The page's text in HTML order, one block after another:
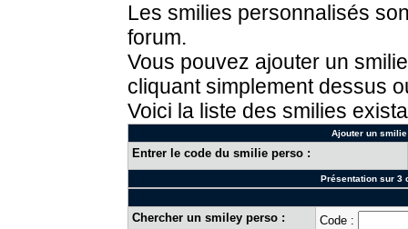
Les smilies personnalisés
forum.
Vous pouvez ajouter un
cliquant simplement dessus
Voici la liste des smilies
Ajouter un
Entrer le code du smilie perso :
Présentation sur 3
Chercher un smiley perso : Code :